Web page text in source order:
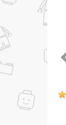
штук
Арт.: 1623
590₽